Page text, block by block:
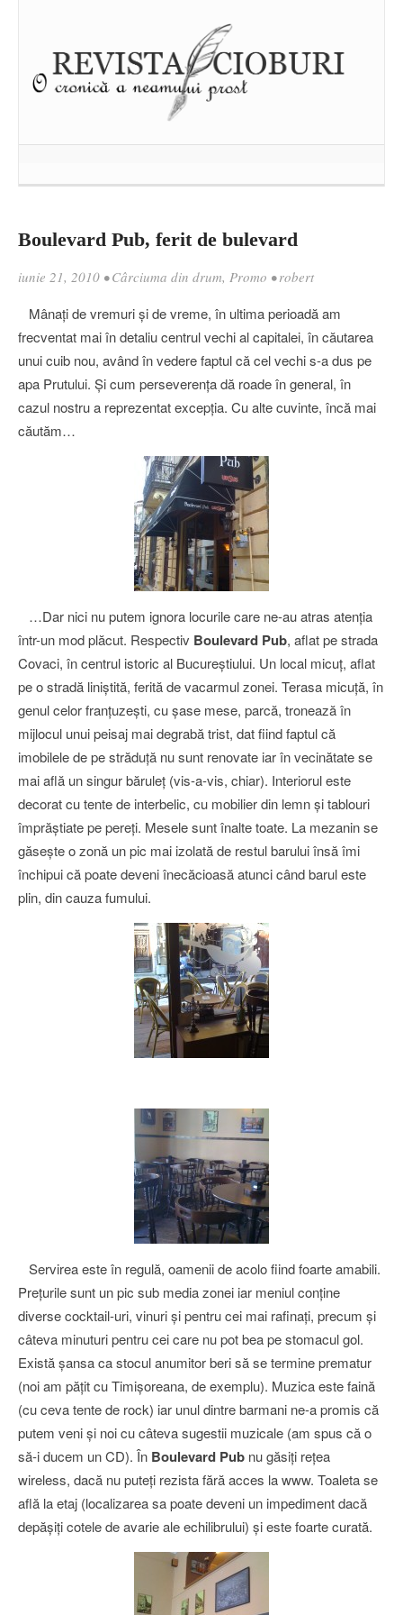
Boulevard Pub, ferit de bulevard
iunie 21, 2010 •Cârciuma din drum, Promo •robert
Mânaţi de vremuri şi de vreme, în ultima perioadă am
frecventat mai în detaliu centrul vechi al capitalei, în căutarea
unui cuib nou, având în vedere faptul că cel vechi s-a dus pe
apa Prutului. Şi cum perseverenţa dă roade în general, în
cazul nostru a reprezentat excepţia. Cu alte cuvinte, încă mai
căutăm…
…Dar nici nu putem ignora locurile care ne-au atras atenţia
într-un mod plăcut. Respectiv Boulevard Pub, aflat pe strada
Covaci, în centrul istoric al Bucureştiului. Un local micuţ, aflat
pe o stradă liniştită, ferită de vacarmul zonei. Terasa micuţă, în
genul celor franţuzeşti, cu şase mese, parcă, tronează în
mijlocul unui peisaj mai degrabă trist, dat fiind faptul că
imobilele de pe străduţă nu sunt renovate iar în vecinătate se
mai află un singur băruleţ (vis-a-vis, chiar). Interiorul este
decorat cu tente de interbelic, cu mobilier din lemn şi tablouri
împrăştiate pe pereţi. Mesele sunt înalte toate. La mezanin se
găseşte o zonă un pic mai izolată de restul barului însă îmi
închipui că poate deveni înecăcioasă atunci când barul este
plin, din cauza fumului.
Servirea este în regulă, oamenii de acolo fiind foarte amabili.
Preţurile sunt un pic sub media zonei iar meniul conţine
diverse cocktail-uri, vinuri şi pentru cei mai rafinaţi, precum şi
câteva minuturi pentru cei care nu pot bea pe stomacul gol.
Există şansa ca stocul anumitor beri să se termine prematur
(noi am păţit cu Timişoreana, de exemplu). Muzica este faină
(cu ceva tente de rock) iar unul dintre barmani ne-a promis că
putem veni şi noi cu câteva sugestii muzicale (am spus că o
să-i ducem un CD). În Boulevard Pub nu găsiţi reţea
wireless, dacă nu puteţi rezista fără acces la www. Toaleta se
află la etaj (localizarea sa poate deveni un impediment dacă
depăşiţi cotele de avarie ale echilibrului) şi este foarte curată.